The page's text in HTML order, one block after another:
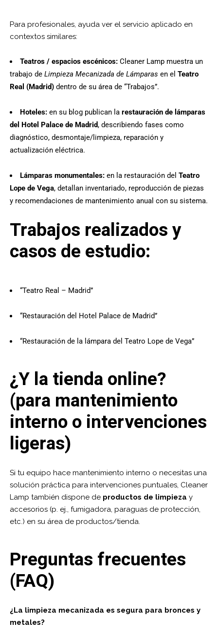
Para profesionales, ayuda ver el servicio aplicado en
contextos similares:
Teatros / espacios escénicos: Cleaner Lamp muestra un
trabajo de Limpieza Mecanizada de Lámparas en el Teatro
Real (Madrid) dentro de su área de “Trabajos”.
Hoteles: en su blog publican la restauración de lámparas
del Hotel Palace de Madrid, describiendo fases como
diagnóstico, desmontaje/limpieza, reparación y
actualización eléctrica.
Lámparas monumentales: en la restauración del Teatro
Lope de Vega, detallan inventariado, reproducción de piezas
y recomendaciones de mantenimiento anual con su sistema.
Trabajos realizados y
casos de estudio:
“Teatro Real – Madrid”
“Restauración del Hotel Palace de Madrid”
“Restauración de la lámpara del Teatro Lope de Vega”
¿Y la tienda online?
(para mantenimiento
interno o intervenciones
ligeras)
Si tu equipo hace mantenimiento interno o necesitas una
solución práctica para intervenciones puntuales, Cleaner
Lamp también dispone de productos de limpieza y
accesorios (p. ej., fumigadora, paraguas de protección,
etc.) en su área de productos/tienda.
Preguntas frecuentes
(FAQ)
¿La limpieza mecanizada es segura para bronces y
metales?